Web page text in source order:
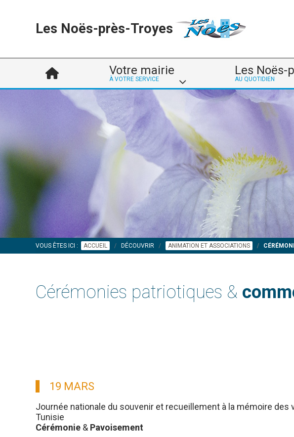
Les Noës-près-Troyes
Votre mairie
À VOTRE SERVICE
Les Noës-
AU QUOTIDIEN
VOUS ÊTES ICI : ACCUEIL DÉCOUVRIR ANIMATION ET ASSOCIATIONS
Cérémonies patriotiques &
19 MARS
Journée nationale du souvenir et recueillement à la mémoire
Tunisie
Cérémonie & Pavoisement